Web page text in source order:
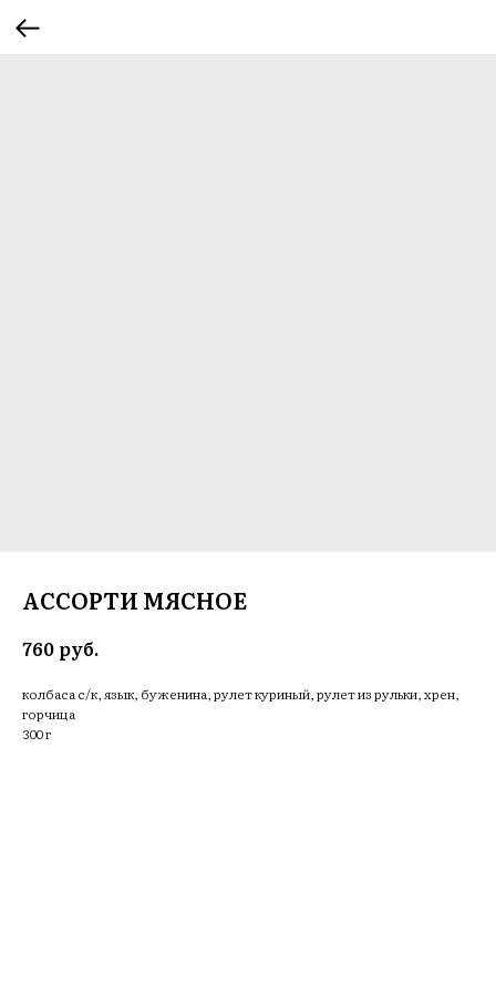
АССОРТИ МЯСНОЕ
760 руб.
колбаса с/к, язык, буженина, рулет куриный, рулет из рульки, хрен,
горчица
300 г